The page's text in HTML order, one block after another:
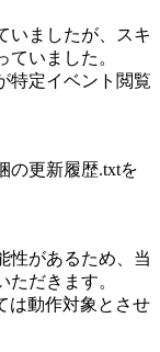
ましたが、スキ
いました。
特定イベント閲覧
の更新履歴.txtを
性があるため、当
だきます。
は動作対象とさせ